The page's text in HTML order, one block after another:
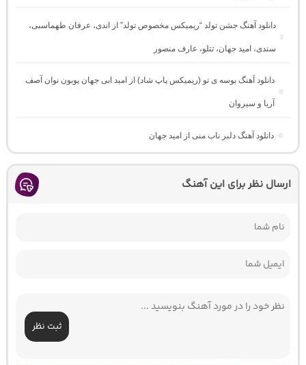
دانلود آهنگ جشن تولد “ریمیکس مخصوص تولد” از اندی، عرفان طهماسبی،
سندی، امید جهان، تتلو، عارف منصور
دانلود آهنگ بوسه ی تو (ریمیکس پاپ شاد) از امید ابی جهان پوبون نوان آصف
آریا و سیروان
دانلود آهنگ دلبر ناب منی از امید جهان
ارسال نظر برای این آهنگ
ثبت نظر